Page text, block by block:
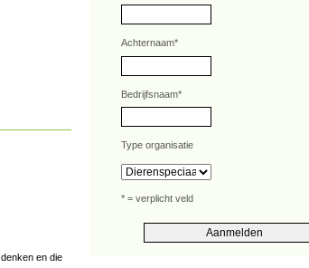
en die
Achternaam*
Bedrijfsnaam*
Type organisatie
* = verplicht veld